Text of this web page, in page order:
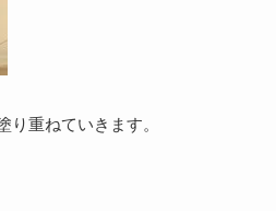
重ねていきます。